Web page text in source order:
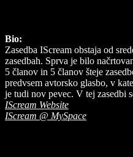
Bio:
Zasedba IScream obstaja od
zasedbah. Sprva je bilo
5 članov in 5 članov šteje
predvsem avtorsko glasbo, v
je tudi nov pevec. V tej zasedbi
IScream Website
IScream @ MySpace